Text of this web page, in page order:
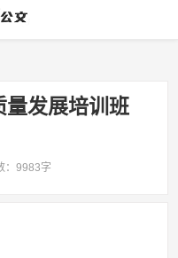
量发展培训班
：9983字